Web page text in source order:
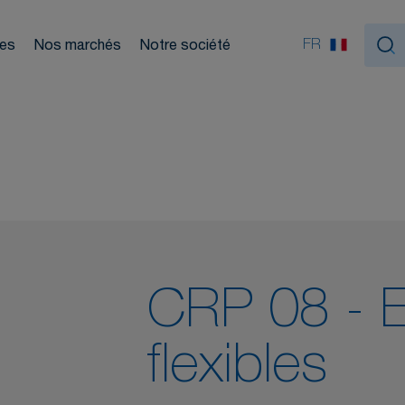
Nos marchés Notre société FR
CRP 08 -
flexibles